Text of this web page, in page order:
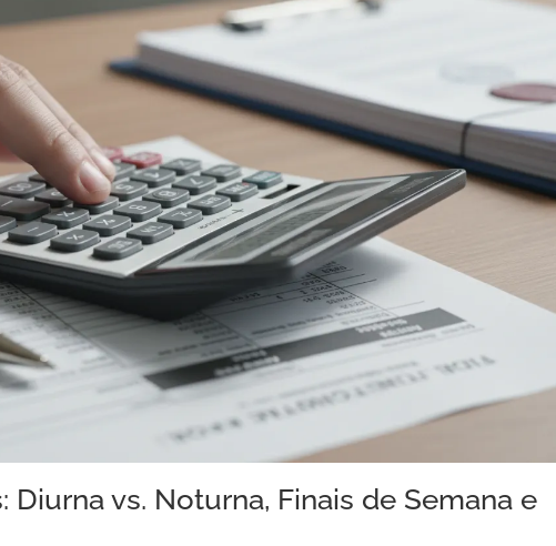
Diurna vs. Noturna, Finais de Semana e